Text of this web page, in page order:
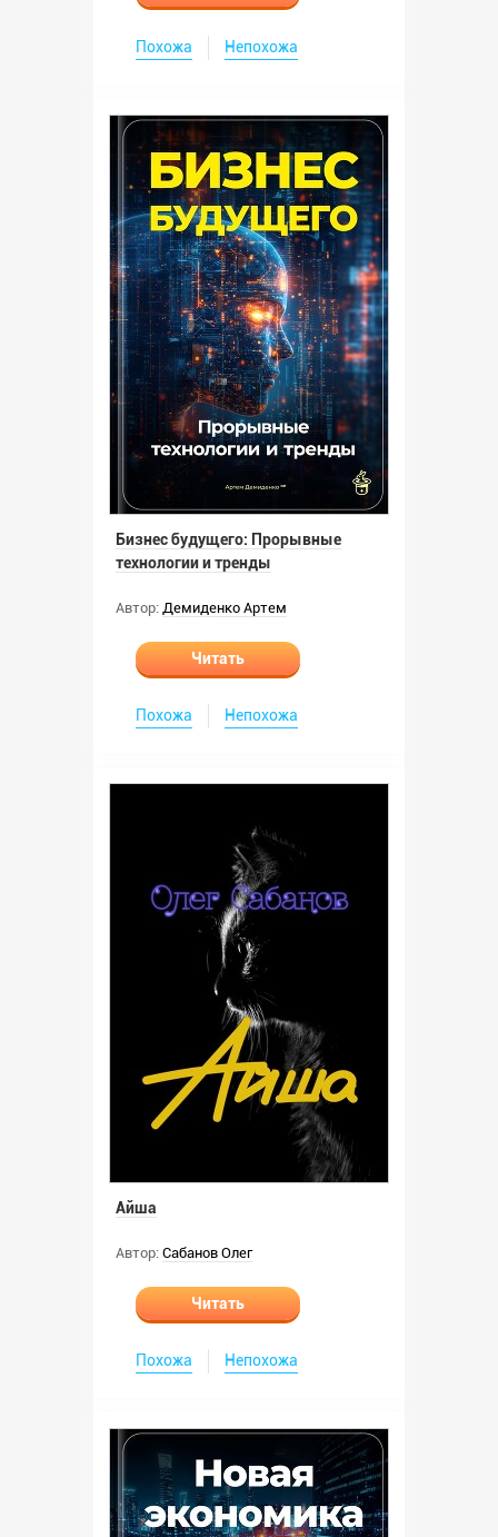
Похожа Непохожа
Бизнес будущего: Прорывные
технологии и тренды
Автор: Демиденко Артем
Читать
Похожа Непохожа
Айша
Автор: Сабанов Олег
Читать
Похожа Непохожа